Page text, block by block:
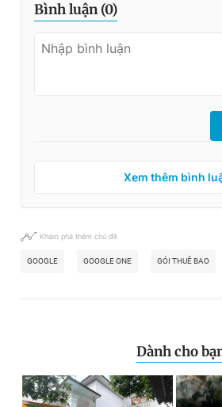
Bình luận (0)
Xem thêm bình
Khám phá thêm chủ đề
GOOGLE GOOGLE ONE GÓI THUÊ BAO